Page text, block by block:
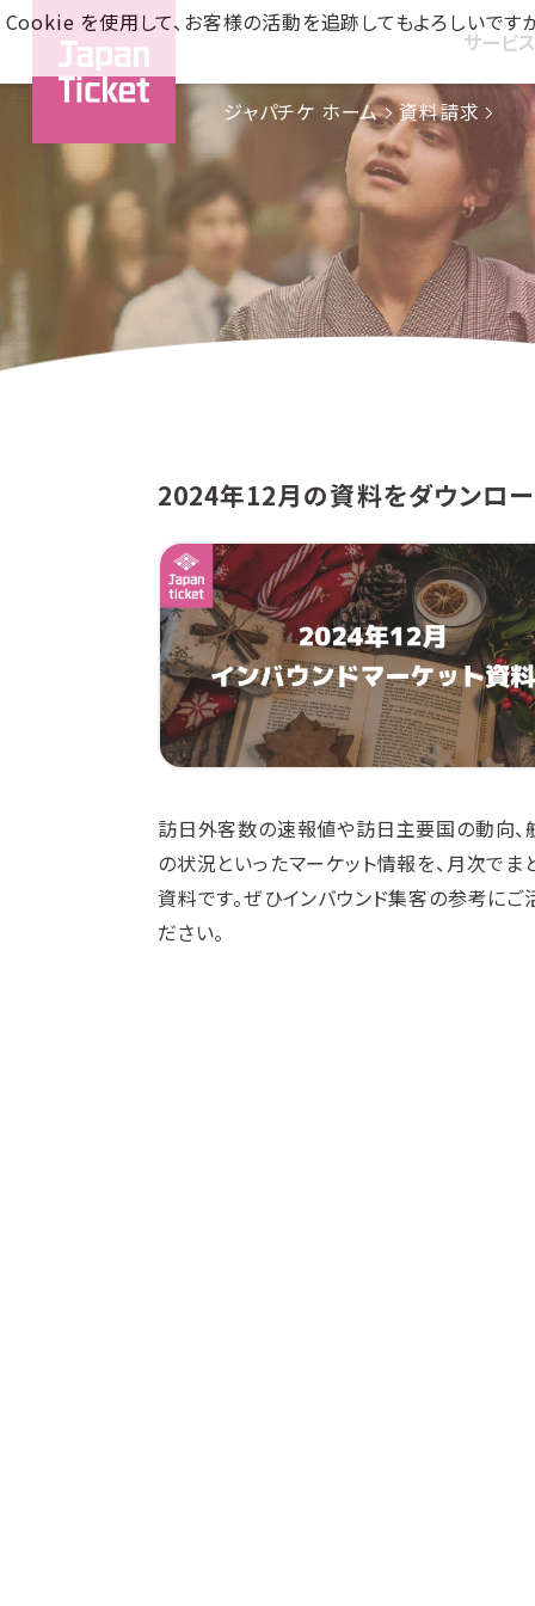
サービ
ジャパチケ ホーム 資料請求
2024年12月の資料をダウンロ
訪日外客数の速報値や訪日主要国の動向、
の状況といったマーケット情報を、月次でま
資料です。ぜひインバウンド集客の参考にご
ださい。
Cookie を使用して、お客様の活動を追跡してもよろしいで